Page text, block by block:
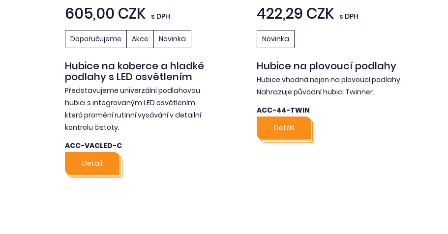
605,00 CZK s DPH
Doporučujeme Akce Novinka
Hubice na koberce a hladké
podlahy s LED osvětlením
Představujeme univerzální podlahovou
hubici s integrovaným LED osvětlením,
která promění rutinní vysávání v detailní
kontrolu čistoty.
ACC-VACLED-C
Detail
422,29 CZK s DPH
Novinka
Hubice na plovoucí podlahy
Hubice vhodná nejen na plovoucí podlahy.
Nahrazuje původní hubici Twinner.
ACC-44-TWIN
Detail